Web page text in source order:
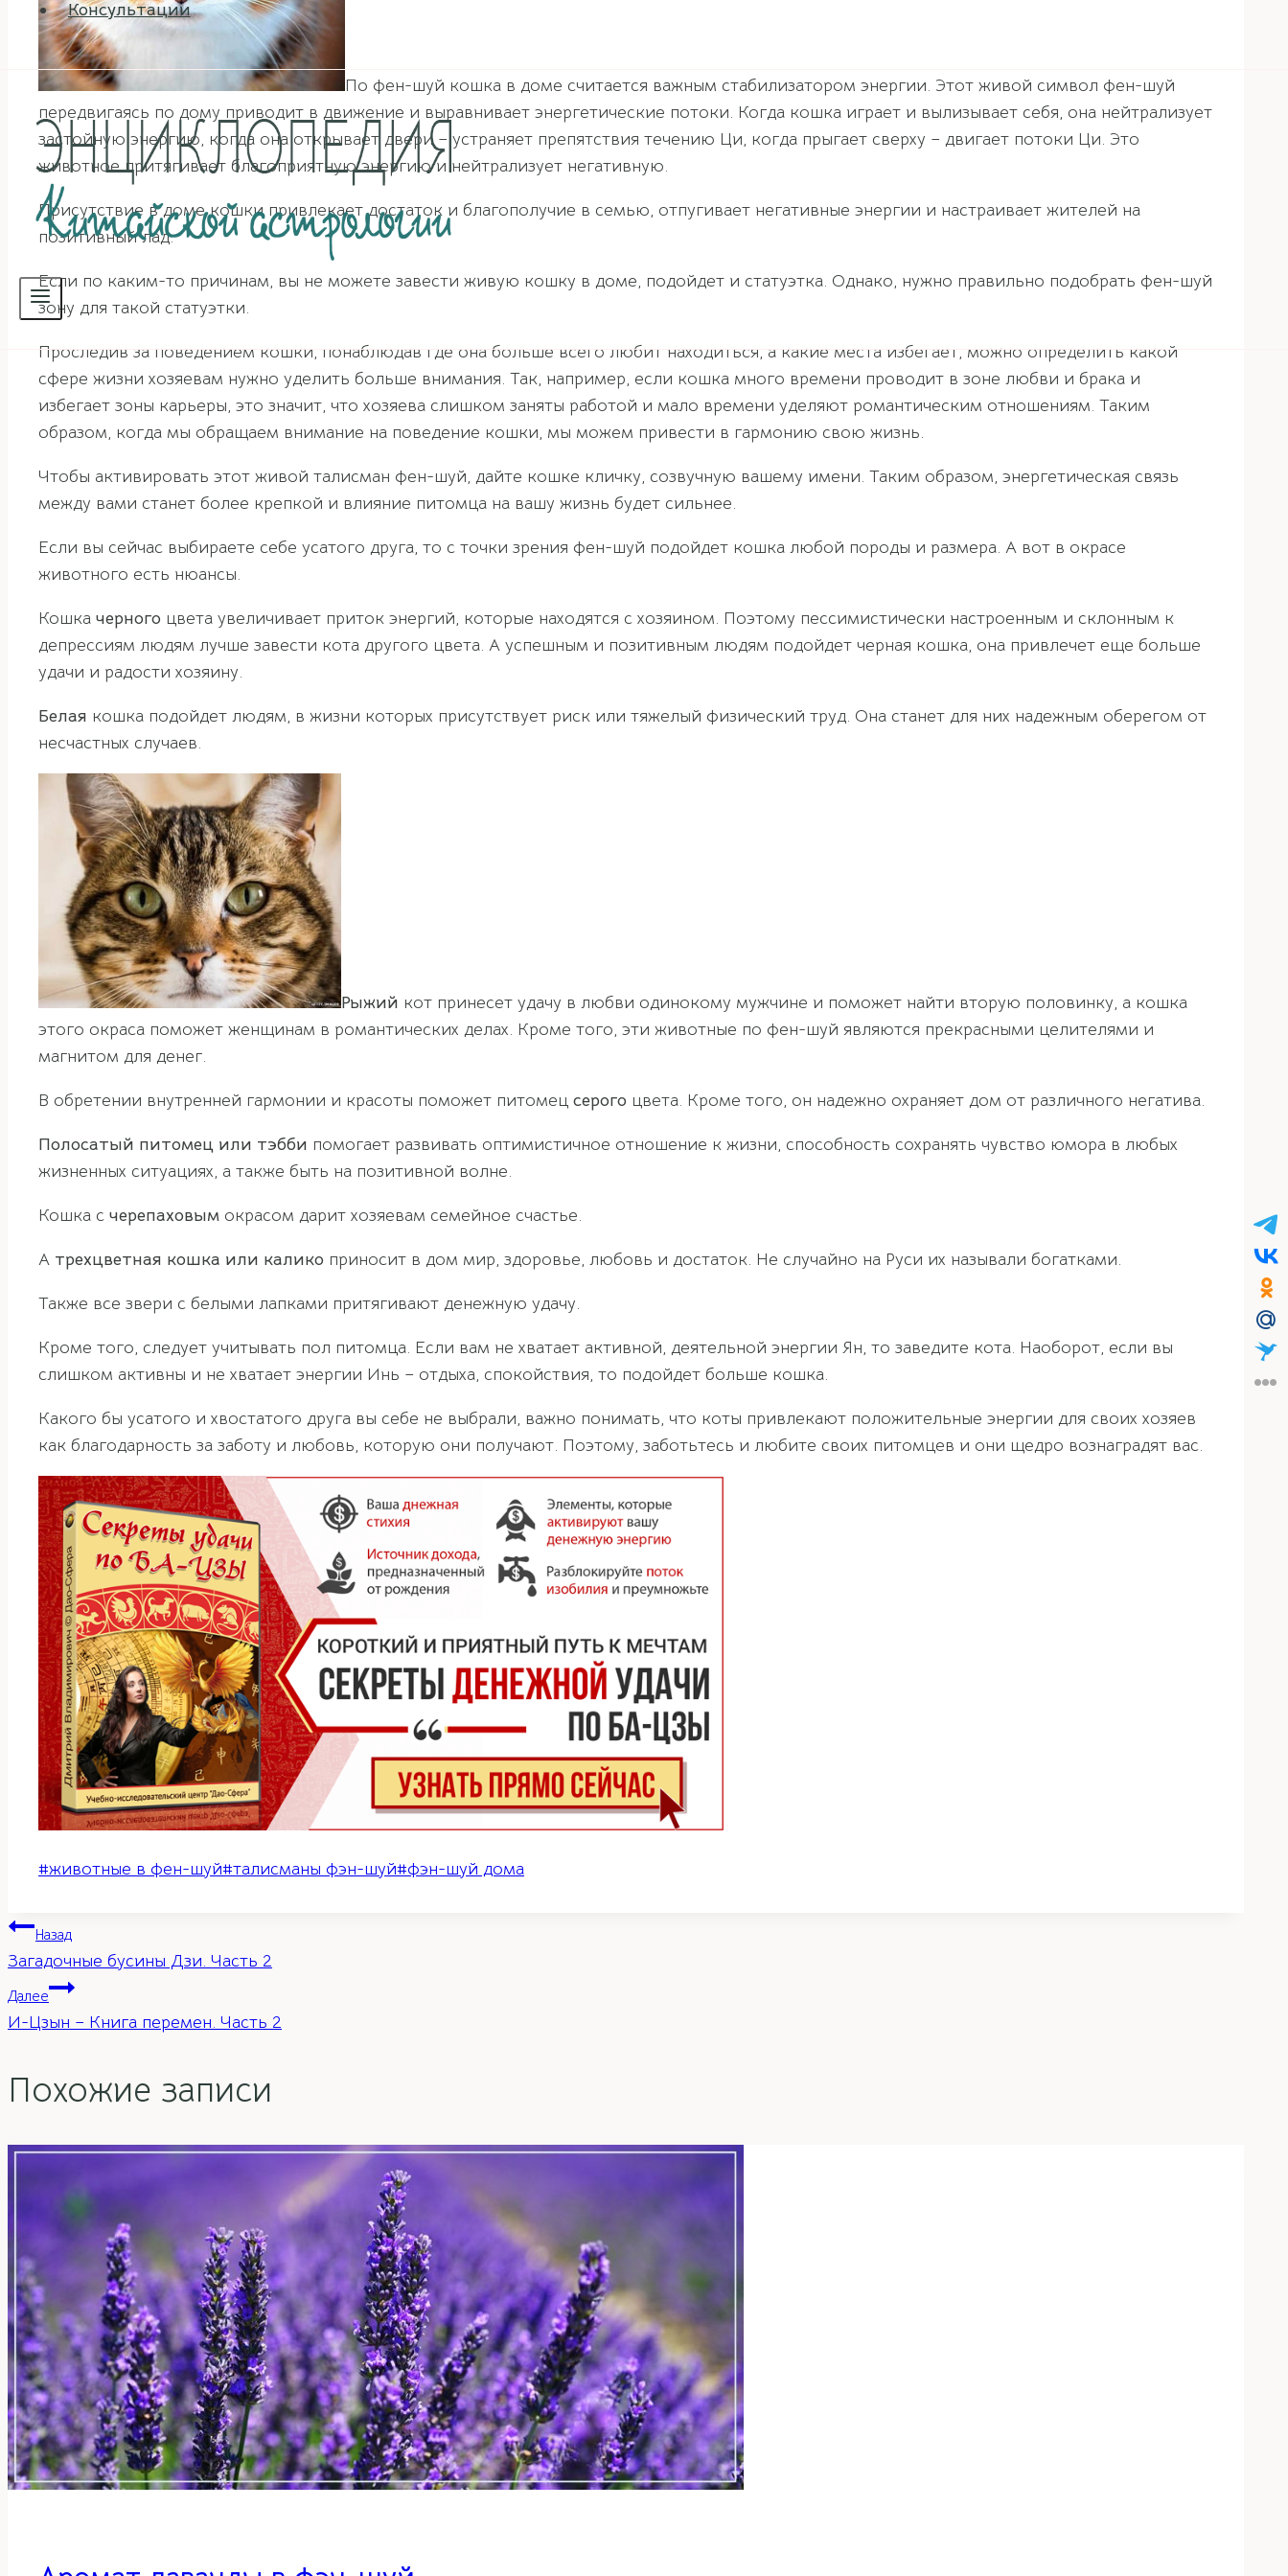
Консультации
По фен-шуй кошка в доме считается важным стабилизатором энергии. Этот живой символ фен-шуй
передвигаясь по дому приводит в движение и выравнивает энергетические потоки. Когда кошка играет и вылизывает себя, она нейтрализует
застойную энергию, когда она открывает двери – устраняет препятствия течению Ци, когда прыгает сверху – двигает потоки Ци. Это
животное притягивает благоприятную энергию и нейтрализует негативную.
Присутствие в доме кошки привлекает достаток и благополучие в семью, отпугивает негативные энергии и настраивает жителей на
позитивный лад.
Если по каким-то причинам, вы не можете завести живую кошку в доме, подойдет и статуэтка. Однако, нужно правильно подобрать фен-шуй
зону для такой статуэтки.
Проследив за поведением кошки, понаблюдав где она больше всего любит находиться, а какие места избегает, можно определить какой
сфере жизни хозяевам нужно уделить больше внимания. Так, например, если кошка много времени проводит в зоне любви и брака и
избегает зоны карьеры, это значит, что хозяева слишком заняты работой и мало времени уделяют романтическим отношениям. Таким
образом, когда мы обращаем внимание на поведение кошки, мы можем привести в гармонию свою жизнь.
Чтобы активировать этот живой талисман фен-шуй, дайте кошке кличку, созвучную вашему имени. Таким образом, энергетическая связь
между вами станет более крепкой и влияние питомца на вашу жизнь будет сильнее.
Если вы сейчас выбираете себе усатого друга, то с точки зрения фен-шуй подойдет кошка любой породы и размера. А вот в окрасе
животного есть нюансы.
Кошка черного цвета увеличивает приток энергий, которые находятся с хозяином. Поэтому пессимистически настроенным и склонным к
депрессиям людям лучше завести кота другого цвета. А успешным и позитивным людям подойдет черная кошка, она привлечет еще больше
удачи и радости хозяину.
Белая кошка подойдет людям, в жизни которых присутствует риск или тяжелый физический труд. Она станет для них надежным оберегом от
несчастных случаев.
Рыжий кот принесет удачу в любви одинокому мужчине и поможет найти вторую половинку, а кошка
этого окраса поможет женщинам в романтических делах. Кроме того, эти животные по фен-шуй являются прекрасными целителями и
магнитом для денег.
В обретении внутренней гармонии и красоты поможет питомец серого цвета. Кроме того, он надежно охраняет дом от различного негатива.
Полосатый питомец или тэбби помогает развивать оптимистичное отношение к жизни, способность сохранять чувство юмора в любых
жизненных ситуациях, а также быть на позитивной волне.
Кошка с черепаховым окрасом дарит хозяевам семейное счастье.
А трехцветная кошка или калико приносит в дом мир, здоровье, любовь и достаток. Не случайно на Руси их называли богатками.
Также все звери с белыми лапками притягивают денежную удачу.
Кроме того, следует учитывать пол питомца. Если вам не хватает активной, деятельной энергии Ян, то заведите кота. Наоборот, если вы
слишком активны и не хватает энергии Инь – отдыха, спокойствия, то подойдет больше кошка.
Какого бы усатого и хвостатого друга вы себе не выбрали, важно понимать, что коты привлекают положительные энергии для своих хозяев
как благодарность за заботу и любовь, которую они получают. Поэтому, заботьтесь и любите своих питомцев и они щедро вознаградят вас.
Метки
#животные в фен-шуй#талисманы фэн-шуй#фэн-шуй дома
Навигация
по
записям
Назад
Загадочные бусины Дзи. Часть 2
Далее
И-Цзын – Книга перемен. Часть 2
Похожие записи